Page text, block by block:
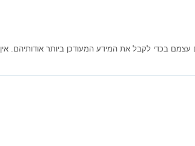
בכדי לקבל את המידע המעודכן ביותר אודותיהם. אין